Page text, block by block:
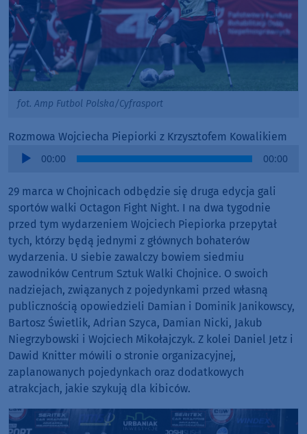
fot. Amp Futbol Polska/Cyfrasport
Rozmowa Wojciecha Piepiorki z Krzysztofem Kowalikiem
Audio
00:00 00:00
29 marca w Chojnicach odbędzie się druga edycja gali
sportów walki Octagon Fight Night. I na dwa tygodnie
przed tym wydarzeniem Wojciech Piepiorka przepytał
tych, którzy będą jednymi z głównych bohaterów
wydarzenia. U siebie zawalczy bowiem siedmiu
zawodników Centrum Sztuk Walki Chojnice. O swoich
nadziejach, związanych z pojedynkami przed własną
publicznością opowiedzieli Damian i Dominik Janikowscy,
Bartosz Świetlik, Adrian Szyca, Damian Nicki, Jakub
Niegrzybowski i Wojciech Mikołajczyk. Z kolei Daniel Jetz i
Dawid Knitter mówili o stronie organizacyjnej,
zaplanowanych pojedynkach oraz dodatkowych
atrakcjach, jakie szykują dla kibiców.